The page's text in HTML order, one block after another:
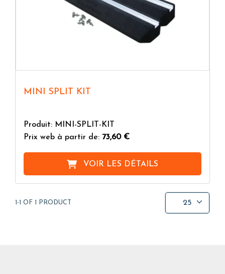
MINI SPLIT KIT
Produit: MINI-SPLIT-KIT
Prix web à partir de: 73,60 €
VOIR LES DÉTAILS
1-1 OF 1 PRODUCT 25